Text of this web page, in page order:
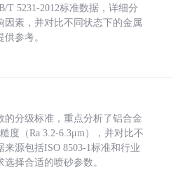
T 5231-2012标准数据，详细分
因素，并对比不同状态下的金属
参考。
的分级标准，重点分析了铝合金
度（Ra 3.2-6.3μm），并对比不
来源包括ISO 8503-1标准和行业
择合适的喷砂参数。